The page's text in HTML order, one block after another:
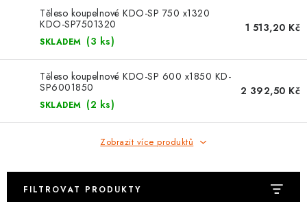
🏷️ VÝPRODEJ
⚡ NOVINKA
🎁 ODMĚNY ZA BODY
TOPENÁŘSKÁ AKADEMIE
Těleso koupelnové KDO-SP 750 x1320
KDO-SP7501320
SKLADEM (3 ks)
1 513,20 Kč
Těleso koupelnové KDO-SP 600 x1850 KD-
SP6001850
SKLADEM (2 ks)
2 392,50 Kč
Zobrazit více produktů
FILTROVAT PRODUKTY